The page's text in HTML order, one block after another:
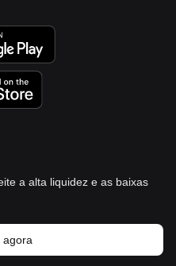
a alta liquidez e as baixas
agora